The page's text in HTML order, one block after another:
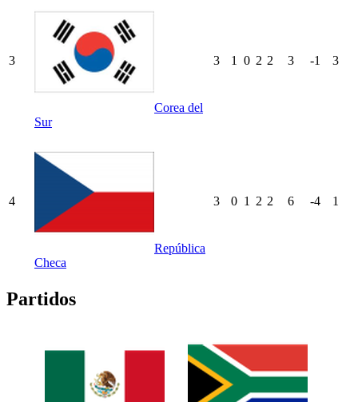
3
Corea del
Sur
3 1 0 2 2 3 -1 3
4
República
Checa
3 0 1 2 2 6 -4 1
Partidos